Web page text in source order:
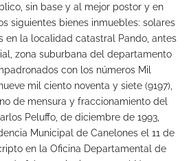
sin base y al mejor postor y en
siguientes bienes inmuebles: solares
en la localidad catastral Pando, antes
zona suburbana del departamento
con los números Mil
mil ciento noventa y siete (9197),
de mensura y fraccionamiento del
Peluffo, de diciembre de 1993,
Municipal de Canelones el 11 de
en la Oficina Departamental de